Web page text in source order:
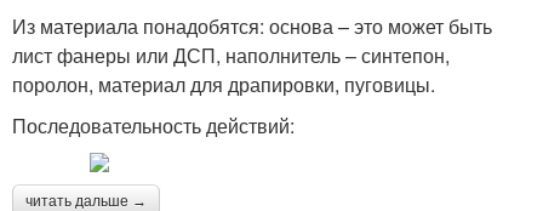
Из материала понадобятся: основа – это может быть
лист фанеры или ДСП, наполнитель – синтепон,
поролон, материал для драпировки, пуговицы.
Последовательность действий:
читать дальше →